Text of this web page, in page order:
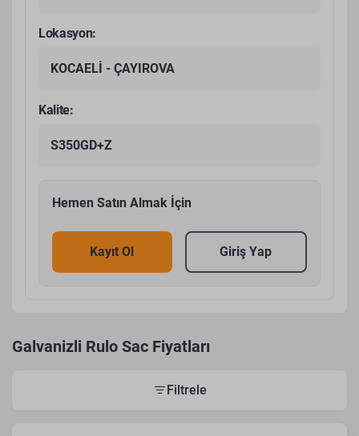
Lokasyon:
KOCAELİ - ÇAYIROVA
Kalite:
S350GD+Z
Hemen Satın Almak İçin
Kayıt Ol Giriş Yap
Galvanizli Rulo Sac Fiyatları
Filtrele